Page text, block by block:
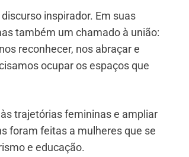
inspirador. Em suas
também um chamado à união:
reconhecer, nos abraçar e
ocupar os espaços que
trajetórias femininas e ampliar
foram feitas a mulheres que se
e educação.